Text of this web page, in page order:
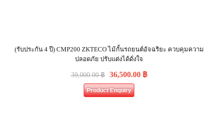
(รับประกัน 4 ปี) CMP200 ZKTECO ไม้กั้นรถยนต์อัจฉริยะ ควบคุมความ
ปลอดภัย ปรับแต่งได้ดั่งใจ
39,000.00฿ 36,500.00 ฿
Product Enquiry